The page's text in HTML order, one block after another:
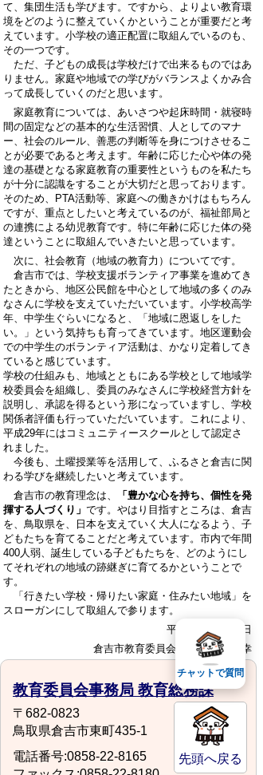
て、集団生活も学びます。ですから、よりよい教育環
境をどのように整えていくかということが重要だと考
えています。小学校の適正配置に取組んでいるのも、
その一つです。
ただ、子どもの成長は学校だけで出来るものではあ
りません。家庭や地域での学びがバランスよくかみ合
って成長していくのだと思います。
家庭教育については、あいさつや起床時間・就寝時
間の固定などの基本的な生活習慣、人としてのマナ
ー、社会のルール、善悪の判断等を身につけさせるこ
とが必要であると考えます。年齢に応じた心や体の発
達の基礎となる家庭教育の重要性というものを私たち
が十分に認識をすることが大切だと思っております。
そのため、PTA活動等、家庭への働きかけはもちろん
ですが、重点としたいと考えているのが、福祉部局と
の連携による幼児教育です。特に年齢に応じた体の発
達ということに取組んでいきたいと思っています。
次に、社会教育（地域の教育力）についてです。
倉吉市では、学校支援ボランティア事業を進めてき
たときから、地区公民館を中心として地域の多くのみ
なさんに学校を支えていただいています。小学校高学
年、中学生ぐらいになると、「地域に恩返しをした
い。」という気持ちも育ってきています。地区運動会
での中学生のボランティア活動は、かなり定着してき
ていると感じています。
学校の仕組みも、地域とともにある学校として地域学
校委員会を組織し、委員のみなさんに学校経営方針を
説明し、承認を得るという形になっていますし、学校
関係者評価も行っていただいています。これにより、
平成29年にはコミュニティースクールとして認定さ
れました。
今後も、土曜授業等を活用して、ふるさと倉吉に関
わる学びを継続したいと考えています。
倉吉市の教育理念は、
「豊かな心を持ち、個性を発
揮する人づくり」 です。やはり目指すところは、倉吉
を、鳥取県を、日本を支えていく大人になるよう、子
どもたちを育てることだと考えています。市内で年間
400人弱、誕生している子どもたちを、どのようにし
てそれぞれの地域の跡継ぎに育てるかということで
す。
「行きたい学校・帰りたい家庭・住みたい地域」を
スローガンにして取組んで参ります。
平成30年10月16日
倉吉市教育委員会教育長 小椋博幸
教育委員会事務局 教育総務課
〒682-0823
鳥取県倉吉市東町435-1
電話番号:0858-22-8165
先頭へ戻る
チャットで質問